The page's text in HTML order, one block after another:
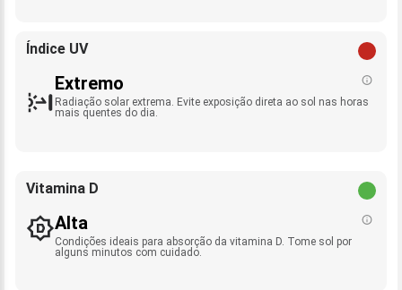
Índice UV
Extremo
Radiação solar extrema. Evite exposição direta ao sol nas horas
mais quentes do dia.
Vitamina D
Alta
Condições ideais para absorção da vitamina D. Tome sol por
alguns minutos com cuidado.